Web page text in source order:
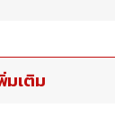
มเติม